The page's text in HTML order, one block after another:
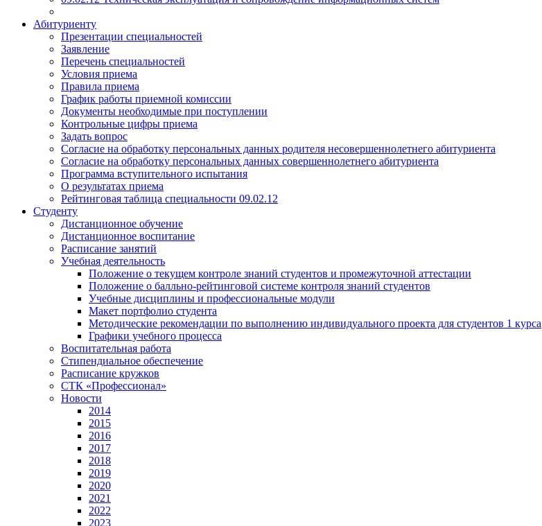
Абитуриенту
Презентации специальностей
Заявление
Перечень специальностей
Условия приема
Правила приема
График работы приемной комиссии
Документы необходимые при поступлении
Контрольные цифры приема
Задать вопрос
Согласие на обработку персональных данных родителя несовершеннолетнего абитуриента
Согласие на обработку персональных данных совершеннолетнего абитуриента
Программа вступительного испытания
О результатах приема
Рейтинговая таблица специальности 09.02.12
Студенту
Дистанционное обучение
Дистанционное воспитание
Расписание занятий
Учебная деятельность
Положение о текущем контроле знаний студентов и промежуточной аттестации
Положение о балльно-рейтинговой системе контроля знаний студентов
Учебные дисциплины и профессиональные модули
Макет портфолио студента
Методические рекомендации по выполнению индивидуального проекта для студентов 1 курса
Графики учебного процесса
Воспитательная работа
Стипендиальное обеспечение
Расписание кружков
СТК «Профессионал»
Новости
2014
2015
2016
2017
2018
2019
2020
2021
2022
2023